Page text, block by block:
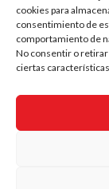
cookies para
consentimiento de
comportamiento de
No consentir o
ciertas
360 Tienda
Contacto
Política de